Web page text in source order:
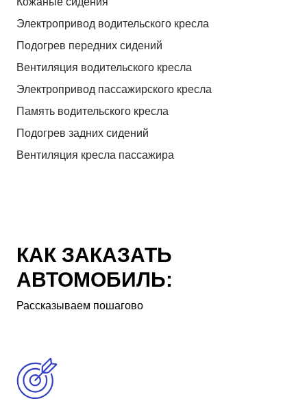
Электропривод водительского кресла
Подогрев передних сидений
Вентиляция водительского кресла
Электропривод пассажирского кресла
Память водительского кресла
Подогрев задних сидений
Вентиляция кресла пассажира
КАК ЗАКАЗАТЬ
АВТОМОБИЛЬ:
Рассказываем пошагово